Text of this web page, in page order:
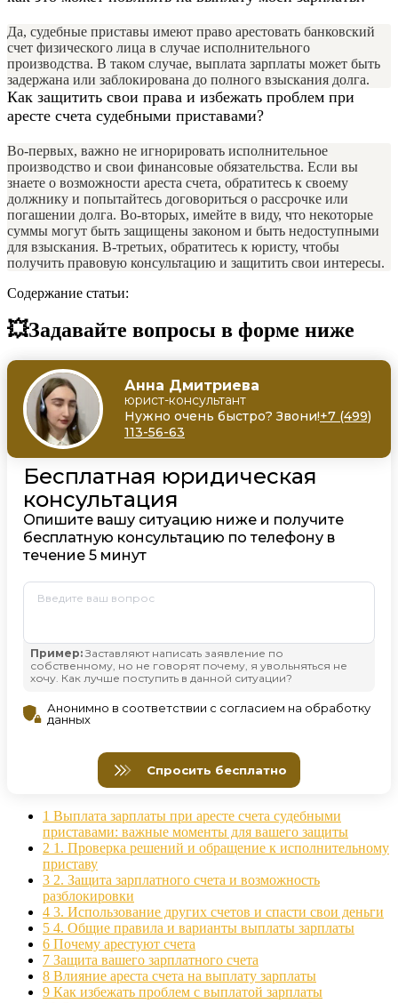
Да, судебные приставы имеют право арестовать банковский
счет физического лица в случае исполнительного
производства. В таком случае, выплата зарплаты может быть
задержана или заблокирована до полного взыскания долга.
Как защитить свои права и избежать проблем при
аресте счета судебными приставами?
Во-первых, важно не игнорировать исполнительное
производство и свои финансовые обязательства. Если вы
знаете о возможности ареста счета, обратитесь к своему
должнику и попытайтесь договориться о рассрочке или
погашении долга. Во-вторых, имейте в виду, что некоторые
суммы могут быть защищены законом и быть недоступными
для взыскания. В-третьих, обратитесь к юристу, чтобы
получить правовую консультацию и защитить свои интересы.
Содержание статьи:
💥Задавайте вопросы в форме ниже
1 Выплата зарплаты при аресте счета судебными
приставами: важные моменты для вашего защиты
2 1. Проверка решений и обращение к исполнительному
приставу
3 2. Защита зарплатного счета и возможность
разблокировки
4 3. Использование других счетов и спасти свои деньги
5 4. Общие правила и варианты выплаты зарплаты
6 Почему арестуют счета
7 Защита вашего зарплатного счета
8 Влияние ареста счета на выплату зарплаты
9 Как избежать проблем с выплатой зарплаты